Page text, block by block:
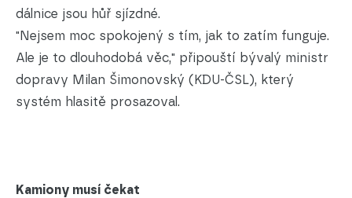
dálnice jsou hůř sjízdné.
"Nejsem moc spokojený s tím, jak to zatím funguje.
Ale je to dlouhodobá věc," připouští bývalý ministr
dopravy Milan Šimonovský (KDU-ČSL), který
systém hlasitě prosazoval.
Kamiony musí čekat